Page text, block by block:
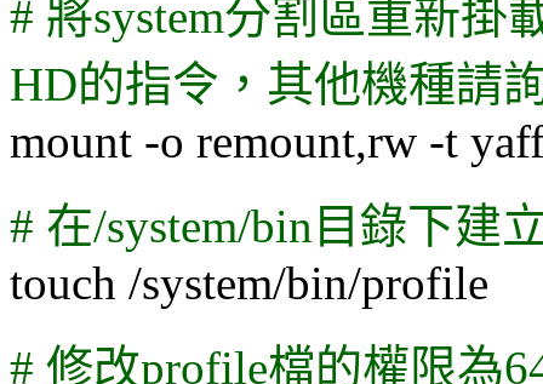
# 將system分割區重新掛
HD的指令，其他機種請
mount -o remount,rw -t
# 在/system/bin目錄下建
touch /system/bin/profile
# 修改profile檔的權限為